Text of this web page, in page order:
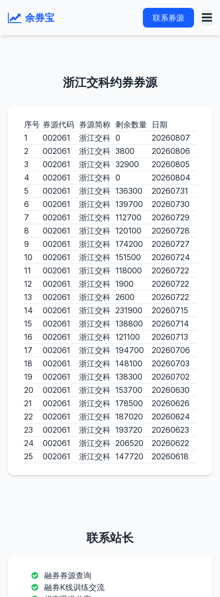
余券宝 联系券源
浙江交科约券券源
序号 券源代码 券源简称 剩余数量 日期
1
002061 浙江交科 0
20260807
2
002061 浙江交科 3800
20260806
3
002061 浙江交科 32900
20260805
4
002061 浙江交科 0
20260804
5
002061 浙江交科 136300
20260731
6
002061 浙江交科 139700
20260730
7
002061 浙江交科 112700
20260729
8
002061 浙江交科 120100
20260728
9
002061 浙江交科 174200
20260727
10
002061 浙江交科 151500
20260724
11
002061 浙江交科 118000
20260722
12
002061 浙江交科 1900
20260722
13
002061 浙江交科 2600
20260722
14
002061 浙江交科 231900
20260715
15
002061 浙江交科 138800
20260714
16
002061 浙江交科 121100
20260713
17
002061 浙江交科 194700
20260706
18
002061 浙江交科 148100
20260703
19
002061 浙江交科 138300
20260702
20
002061 浙江交科 153700
20260630
21
002061 浙江交科 178500
20260626
22
002061 浙江交科 187020
20260624
23
002061 浙江交科 193720
20260623
24
002061 浙江交科 206520
20260622
25
002061 浙江交科 147720 20260618
联系站长
融券券源查询
融券K线训练交流